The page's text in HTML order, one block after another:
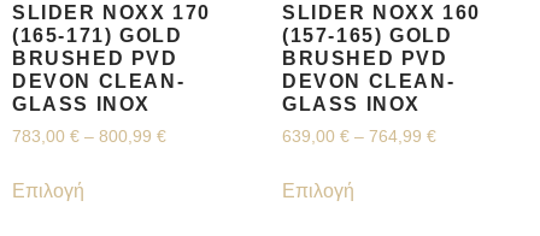
SLIDER NOXX 170
(165-171) GOLD
BRUSHED PVD
DEVON CLEAN-
GLASS INOX
783,00 € – 800,99 €
Επιλογή
SLIDER NOXX 160
(157-165) GOLD
BRUSHED PVD
DEVON CLEAN-
GLASS INOX
639,00 € – 764,99 €
Επιλογή